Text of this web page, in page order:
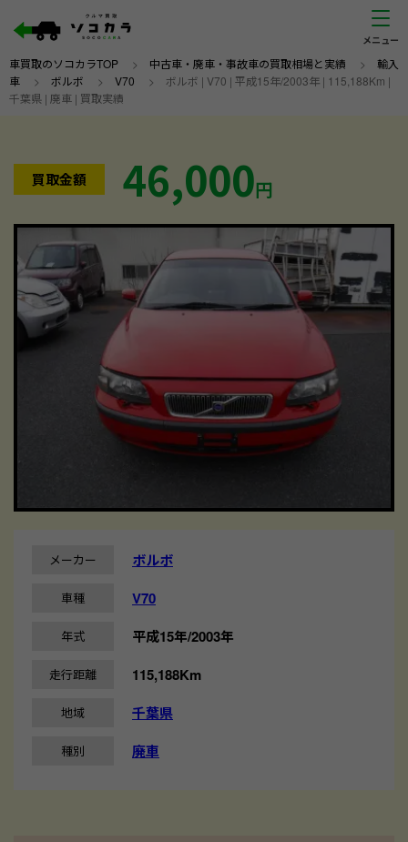
車買取のソコカラTOP > 中古車・廃車・事故車の買取相場と実績 > 輸入
車 > ボルボ > V70 > ボルボ | V70 | 平成15年/2003年 | 115,188Km |
千葉県 | 廃車 | 買取実績
買取金額 46,000円
メーカー ボルボ
車種 V70
年式 平成15年/2003年
走行距離 115,188Km
地域 千葉県
種別 廃車